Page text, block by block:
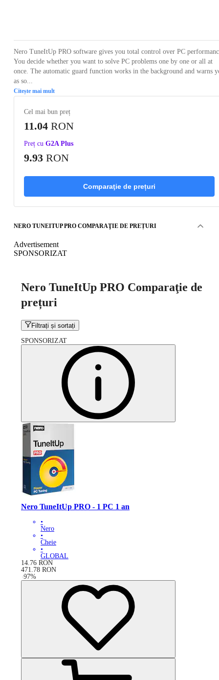
Nero TuneItUp PRO software gives you total control over PC
You decide whether you want to solve PC problems one by one or all at
once. The automatic guard function works in the background and warns
as so...
Citește mai mult
Cel mai bun preț
11.04 RON
Preț cu G2A Plus
9.93 RON
Comparaţie de prețuri
NERO TUNEITUP PRO COMPARAŢIE DE PREȚURI
Advertisement
SPONSORIZAT
Nero TuneItUp PRO Comparaţie de
prețuri
Filtrați și sortați
SPONSORIZAT
Nero TuneItUp PRO - 1 PC 1 an
•
Nero
•
Cheie
•
GLOBAL
14.76 RON
471.78 RON
-97%